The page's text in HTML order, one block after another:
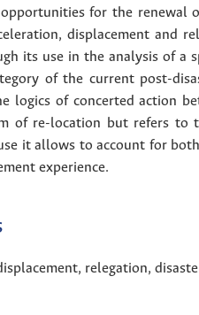
for the renewal
displacement and
its use in the analysis of a
of the current post-
logics of concerted action
of re-location but refers to
it allows to account for
experience.
, relegation,